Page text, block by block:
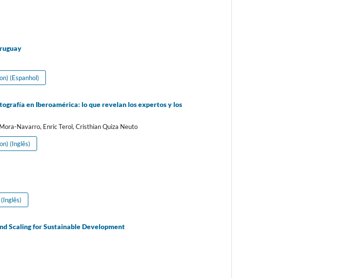
(Espanhol)
en Iberoamérica: lo que revelan los expertos y los
Navarro, Enric Terol, Cristhian Quiza Neuto
(Inglês)
Scaling for Sustainable Development